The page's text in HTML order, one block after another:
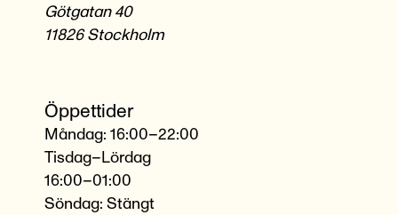
Öppettider
Måndag: 16:00–22:00
Tisdag–Lördag
16:00–01:00
Söndag: Stängt
Götgatan 40
11826 Stockholm